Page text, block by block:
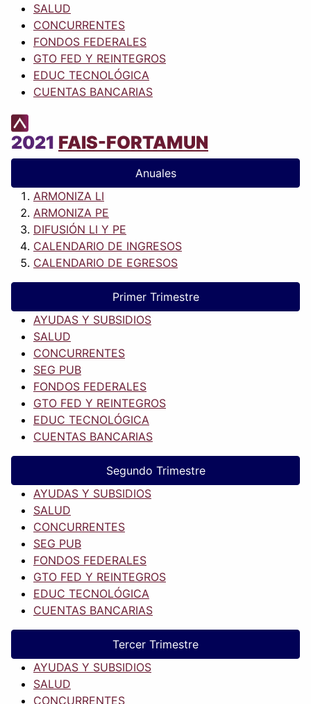
SALUD
CONCURRENTES
FONDOS FEDERALES
GTO FED Y REINTEGROS
EDUC TECNOLÓGICA
CUENTAS BANCARIAS
2021 FAIS-FORTAMUN
Anuales
ARMONIZA LI
ARMONIZA PE
DIFUSIÓN LI Y PE
CALENDARIO DE INGRESOS
CALENDARIO DE EGRESOS
Primer Trimestre
AYUDAS Y SUBSIDIOS
SALUD
CONCURRENTES
SEG PUB
FONDOS FEDERALES
GTO FED Y REINTEGROS
EDUC TECNOLÓGICA
CUENTAS BANCARIAS
Segundo Trimestre
AYUDAS Y SUBSIDIOS
SALUD
CONCURRENTES
SEG PUB
FONDOS FEDERALES
GTO FED Y REINTEGROS
EDUC TECNOLÓGICA
CUENTAS BANCARIAS
Tercer Trimestre
AYUDAS Y SUBSIDIOS
SALUD
CONCURRENTES